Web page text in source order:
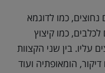
כמו לדוגמא
כמו קיצוץ
עליו. בין שני הקצוות
הומאופתיה ועוד